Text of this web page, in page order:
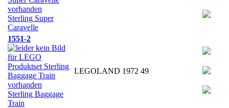
Sterling Super
Caravelle
1551-2
Sterling Baggage
Train
LEGOLAND 1972 49